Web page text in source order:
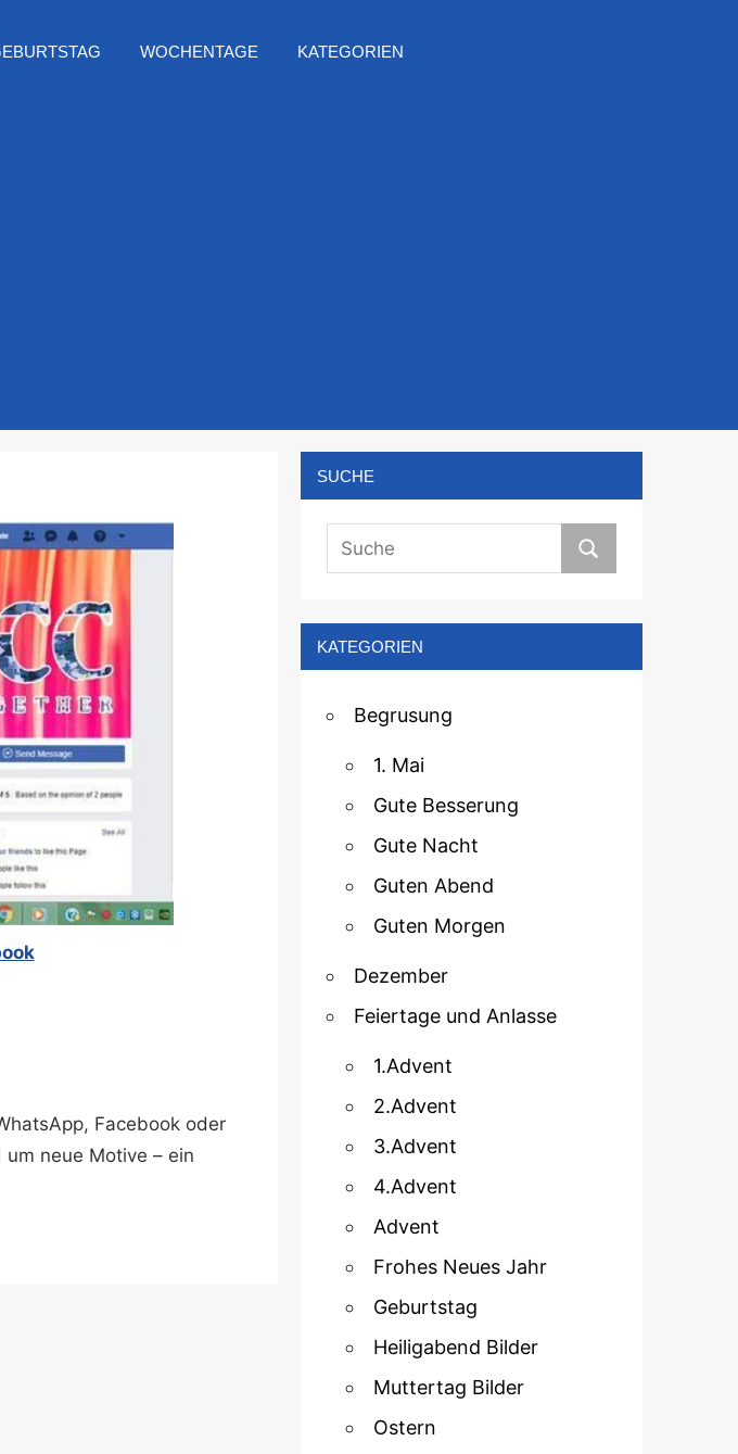
WOCHENTAGE KATEGORIEN
Facebook oder
neue Motive – ein
SUCHE
KATEGORIEN
Begrusung
1. Mai
Gute Besserung
Gute Nacht
Guten Abend
Guten Morgen
Dezember
Feiertage und Anlasse
1.Advent
2.Advent
3.Advent
4.Advent
Advent
Frohes Neues Jahr
Geburtstag
Heiligabend Bilder
Muttertag Bilder
Ostern